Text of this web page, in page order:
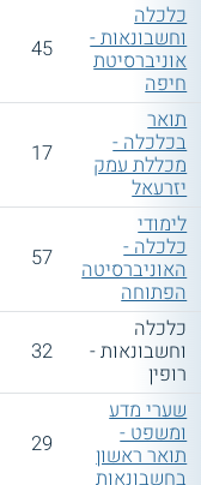
כלכלה
וחשבונאות -
אוניברסיטת
חיפה
45
תואר
בכלכלה -
מכללת עמק
יזרעאל
17
לימודי
כלכלה -
האוניברסיטה
הפתוחה
57
כלכלה
וחשבונאות -
רופין
32
שערי מדע
ומשפט -
תואר ראשון
בחשבונאות
29